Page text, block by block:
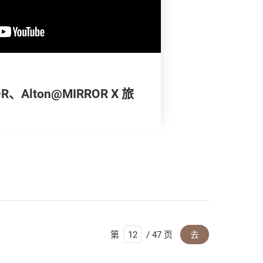
、Alton@MIRROR X 旅
第 / 47 页 去